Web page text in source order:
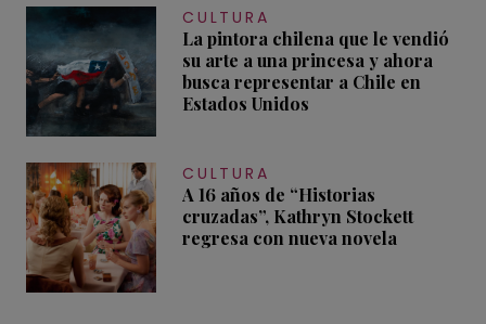
CULTURA
La pintora chilena que le vendió
su arte a una princesa y ahora
busca representar a Chile en
Estados Unidos
CULTURA
A 16 años de “Historias
cruzadas”, Kathryn Stockett
regresa con nueva novela